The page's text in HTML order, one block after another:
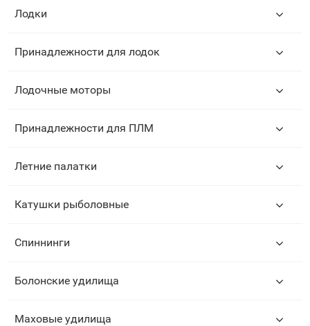
Лодки
Принадлежности для лодок
Лодочные моторы
Принадлежности для ПЛМ
Летние палатки
Катушки рыболовные
Спиннинги
Болонские удилища
Маховые удилища